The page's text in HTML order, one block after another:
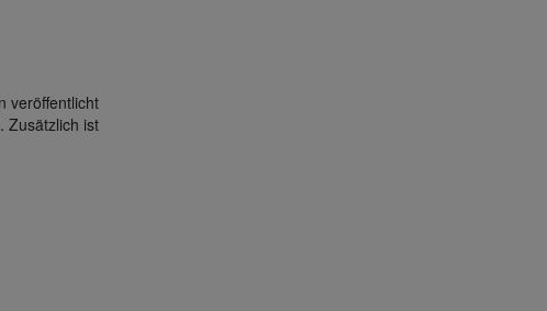
veröffentlicht
Zusätzlich ist